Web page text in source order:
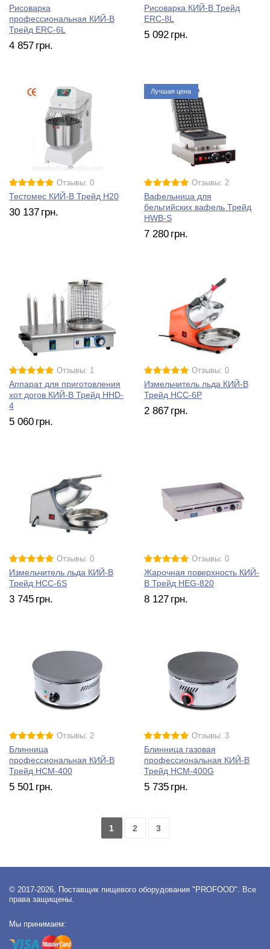
Рисоварка
профессиональная КИЙ-В
Трейд ERC-6L
4 857 грн.
Рисоварка КИЙ-В Трейд
ERC-8L
5 092 грн.
Отзывы: 0
Тестомес КИЙ-В Трейд H20
30 137 грн.
Лучшая цена
Отзывы: 2
Вафельница для
бельгийских вафель Трейд
HWB-S
7 280 грн.
Отзывы: 1
Аппарат для приготовления
хот догов КИЙ-В Трейд HHD-
4
5 060 грн.
Отзывы: 0
Измельчитель льда КИЙ-В
Трейд HCС-6P
2 867 грн.
Отзывы: 0
Измельчитель льда КИЙ-В
Трейд HCС-6S
3 745 грн.
Отзывы: 0
Жарочная поверхность КИЙ-
В Трейд HEG-820
8 127 грн.
Отзывы: 2
Блинница
профессиональная КИЙ-В
Трейд HCM-400
5 501 грн.
Отзывы: 3
Блинница газовая
профессиональная КИЙ-В
Трейд HCM-400G
5 735 грн.
1 2 3
© 2017-2026, Поставщик пищевого оборудования "PROFOOD". Все
права защищены.
Мы принимаем: